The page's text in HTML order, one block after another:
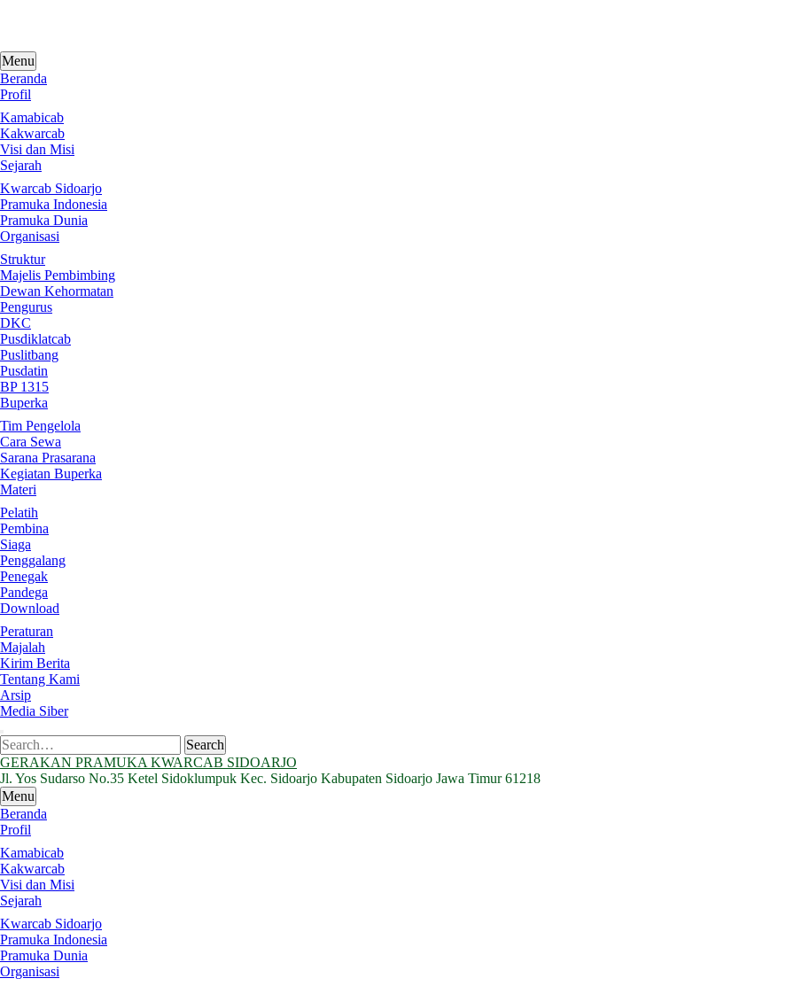
Menu
Beranda
Profil
Kamabicab
Kakwarcab
Visi dan Misi
Sejarah
Kwarcab Sidoarjo
Pramuka Indonesia
Pramuka Dunia
Organisasi
Struktur
Majelis Pembimbing
Dewan Kehormatan
Pengurus
DKC
Pusdiklatcab
Puslitbang
Pusdatin
BP 1315
Buperka
Tim Pengelola
Cara Sewa
Sarana Prasarana
Kegiatan Buperka
Materi
Pelatih
Pembina
Siaga
Penggalang
Penegak
Pandega
Download
Peraturan
Majalah
Kirim Berita
Tentang Kami
Arsip
Media Siber
Search
for:
Search
GERAKAN PRAMUKA KWARCAB SIDOARJO
Jl. Yos Sudarso No.35 Ketel Sidoklumpuk Kec. Sidoarjo Kabupaten Sidoarjo Jawa Timur 61218
Menu
Beranda
Profil
Kamabicab
Kakwarcab
Visi dan Misi
Sejarah
Kwarcab Sidoarjo
Pramuka Indonesia
Pramuka Dunia
Organisasi